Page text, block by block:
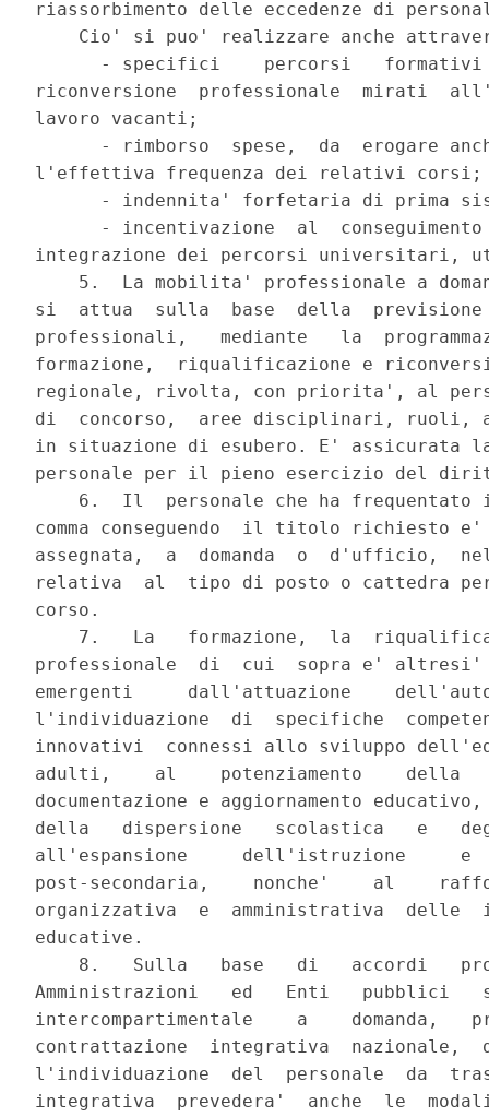
riassorbimento delle eccedenze di
Cio' si puo' realizzare anche
- specifici    percorsi
riconversione  professionale  mirati
lavoro vacanti;
- rimborso  spese,  da  erogare
l'effettiva frequenza dei relativi corsi;
- indennita' forfetaria di prima
- incentivazione  al
integrazione dei percorsi
5.  La mobilita' professionale a
si  attua  sulla  base  della  previsione
professionali,   mediante   la
formazione,  riqualificazione e
regionale, rivolta, con priorita', al
di  concorso,  aree disciplinari, ruoli,
in situazione di esubero. E' assicurata
personale per il pieno esercizio del
6.  Il  personale che ha frequentato
comma conseguendo  il titolo richiesto
assegnata,  a  domanda  o  d'ufficio,
relativa  al  tipo di posto o cattedra
corso.
7.   La   formazione,  la
professionale  di  cui  sopra e' altresi'
emergenti     dall'attuazione
l'individuazione  di  specifiche
innovativi  connessi allo sviluppo
adulti,    al    potenziamento    della
documentazione e aggiornamento
della   dispersione   scolastica   e
all'espansione     dell'istruzione     e
post-secondaria,    nonche'    al
organizzativa  e  amministrativa  delle
educative.
8.   Sulla   base   di   accordi
Amministrazioni   ed   Enti   pubblici
intercompartimentale    a    domanda,
contrattazione  integrativa
l'individuazione  del  personale  da
integrativa  prevedera'  anche  le